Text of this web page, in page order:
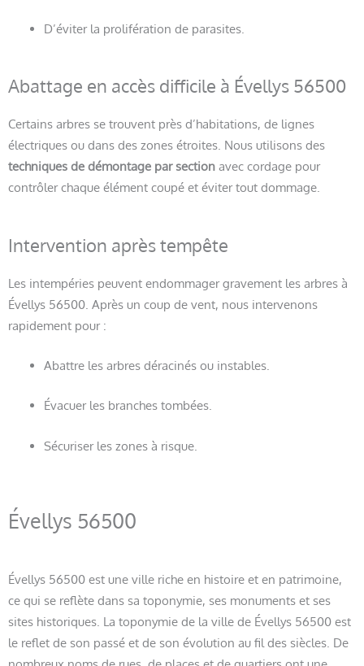
D’éviter la prolifération de parasites.
Abattage en accès difficile à Évellys 56500
Certains arbres se trouvent près d’habitations, de lignes
électriques ou dans des zones étroites. Nous utilisons des
techniques de démontage par section avec cordage pour
contrôler chaque élément coupé et éviter tout dommage.
Intervention après tempête
Les intempéries peuvent endommager gravement les arbres à
Évellys 56500. Après un coup de vent, nous intervenons
rapidement pour :
Abattre les arbres déracinés ou instables.
Évacuer les branches tombées.
Sécuriser les zones à risque.
Évellys 56500
Évellys 56500 est une ville riche en histoire et en patrimoine,
ce qui se reflète dans sa toponymie, ses monuments et ses
sites historiques. La toponymie de la ville de Évellys 56500 est
le reflet de son passé et de son évolution au fil des siècles. De